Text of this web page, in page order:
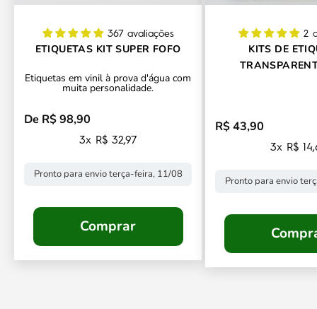
367 avaliações
ETIQUETAS KIT SUPER FOFO
Etiquetas em vinil à prova d'água com
muita personalidade.
Preço promocional
De R$ 98,90
3x R$ 32,97
Pronto para envio terça-feira, 11/08
Comprar
2
KITS DE
Preço promocional
R$ 43,90
3x R$
Pronto para envio